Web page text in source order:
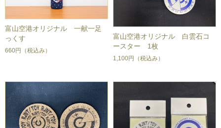
富山空港オリジナル 一献一足
っくす
660円 （税込み）
富山空港オリジナル 白雲石コ
ースター 1枚
1,100円 （税込み）